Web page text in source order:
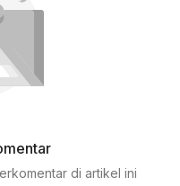
di artikel ini